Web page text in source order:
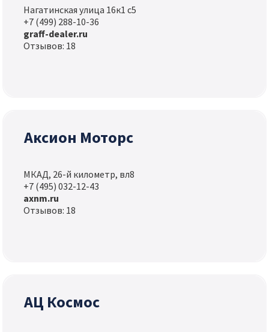
Нагатинская улица 16к1 с5
+7 (499) 288-10-36
graff-dealer.ru
Отзывов: 18
Аксион Моторс
МКАД, 26-й километр, вл8
+7 (495) 032-12-43
axnm.ru
Отзывов: 18
АЦ Космос